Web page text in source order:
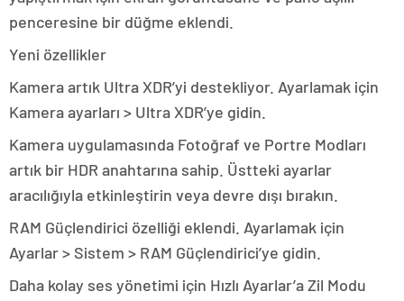
penceresine bir düğme eklendi.
Yeni özellikler
Kamera artık Ultra XDR’yi destekliyor. Ayarlamak için
Kamera ayarları > Ultra XDR’ye gidin.
Kamera uygulamasında Fotoğraf ve Portre Modları
artık bir HDR anahtarına sahip. Üstteki ayarlar
aracılığıyla etkinleştirin veya devre dışı bırakın.
RAM Güçlendirici özelliği eklendi. Ayarlamak için
Ayarlar > Sistem > RAM Güçlendirici’ye gidin.
Daha kolay ses yönetimi için Hızlı Ayarlar’a Zil Modu